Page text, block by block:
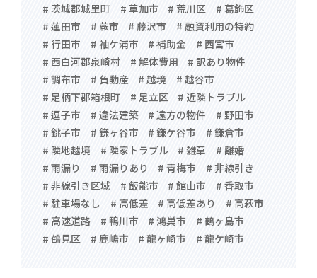
# 茨城郡城里町
# 草加市 # 荒川区
# 葛飾区
# 蓮田市
# 蕨市 # 藤沢市
# 融資利用の特約
# 行田市
# 袖ケ浦市 # 補助金
# 西宮市
# 西白河郡泉崎村
# 解体費用
# 訳あり物件
# 調布市
# 負動産 # 越境
# 越谷市
# 足柄下郡箱根町
# 足立区
# 近隣トラブル
# 逗子市
# 違法建築 # 遠方の物件
# 野田市
# 銚子市
# 鎌ヶ谷市 # 鎌ケ谷市
# 鎌倉市
# 隣地越境
# 隣家トラブル # 雑草
# 離婚
# 雨漏り
# 雨漏りあり # 青梅市
# 非線引き
# 非線引き区域
# 飯能市 # 館山市
# 香取市
# 駐車場なし
# 高低差 # 高低差あり
# 高萩市
# 高速道路
# 鴨川市 # 鴻巣市
# 鶴ヶ島市
# 鶴見区
# 鹿嶋市 # 龍ヶ崎市 # 龍ケ崎市